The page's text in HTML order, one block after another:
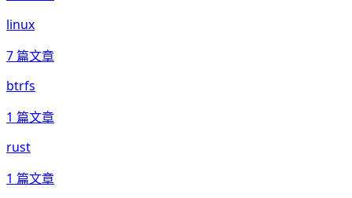
linux
7篇文章
btrfs
1 篇文章
rust
1 篇文章